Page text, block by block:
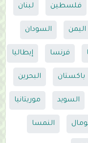
فلسطين لبنان
اليمن السودان
فرنسا إيطاليا
باكستان البحرين
السويد موريتانيا
النمسا